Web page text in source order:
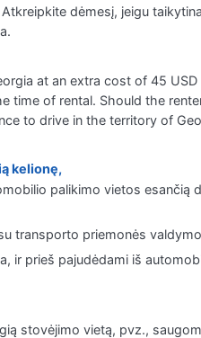
dėmesį, jeigu
at an extra cost of 45
of rental. Should the
to drive in the territory of
kelionę,
palikimo vietos esančią
transporto priemonės
ir prieš pajudėdami iš
stovėjimo vietą, pvz.,